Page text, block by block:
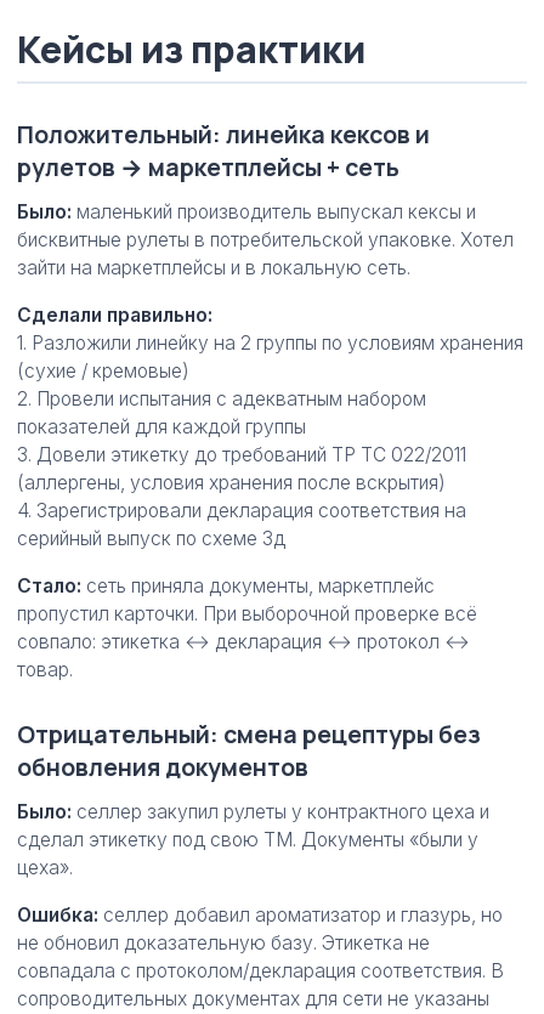
Кейсы из практики
Положительный: линейка кексов и
рулетов → маркетплейсы + сеть
Было: маленький производитель выпускал кексы и
бисквитные рулеты в потребительской упаковке. Хотел
зайти на маркетплейсы и в локальную сеть.
Сделали правильно:
1. Разложили линейку на 2 группы по условиям хранения
(сухие / кремовые)
2. Провели испытания с адекватным набором
показателей для каждой группы
3. Довели этикетку до требований ТР ТС 022/2011
(аллергены, условия хранения после вскрытия)
4. Зарегистрировали декларация соответствия на
серийный выпуск по схеме 3д
Стало: сеть приняла документы, маркетплейс
пропустил карточки. При выборочной проверке всё
совпало: этикетка ↔ декларация ↔ протокол ↔
товар.
Отрицательный: смена рецептуры без
обновления документов
Было: селлер закупил рулеты у контрактного цеха и
сделал этикетку под свою ТМ. Документы «были у
цеха».
Ошибка: селлер добавил ароматизатор и глазурь, но
не обновил доказательную базу. Этикетка не
совпадала с протоколом/декларация соответствия. В
сопроводительных документах для сети не указаны